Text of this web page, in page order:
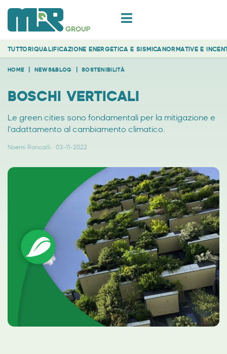
TUTTORIQUALIFICAZIONE ENERGETICA E SISMICANORMATIVE E
HOME NEWS&BLOG SOSTENIBILITÀ
BOSCHI VERTICALI
Le green cities sono fondamentali per la mitigazione e
l’adattamento al cambiamento climatico.
Noemi Roncalli 03-11-2022